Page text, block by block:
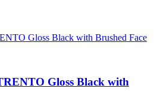
Gloss Black with